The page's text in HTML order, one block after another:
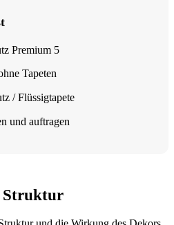
Premium 5
Tapeten
/ Flüssigtapete
und auftragen
Struktur